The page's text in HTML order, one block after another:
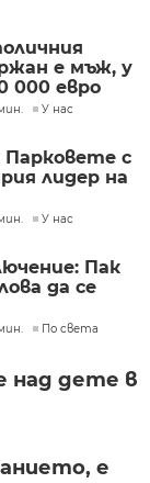
е мъж, у
000 евро
У нас
Парковете с
лидер на
У нас
Пак
да се
По света
над дете в
е